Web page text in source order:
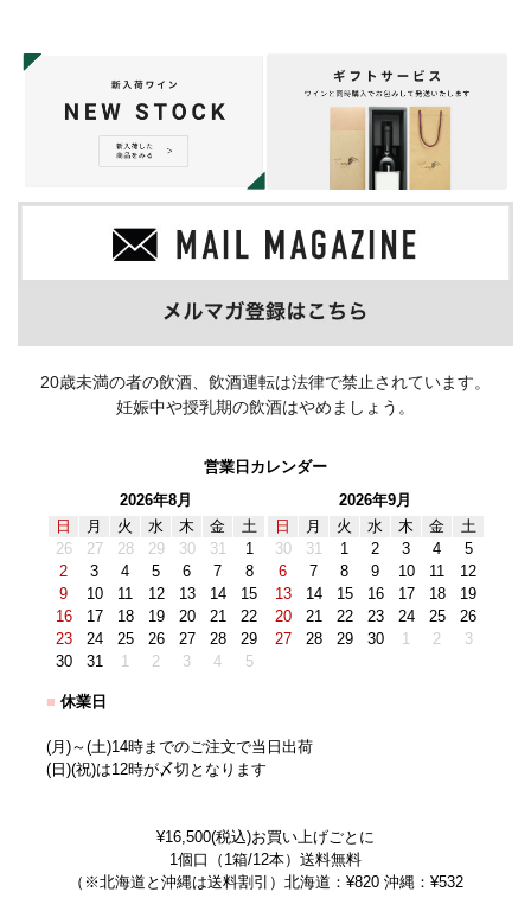
20歳未満の者の飲酒、飲酒運転は法律で禁止されています。
妊娠中や授乳期の飲酒はやめましょう。
営業日カレンダー
2026年8月
日
月 火 水 木 金
土
26
27 28 29 30 31
1
2
3 4 5 6 7
8
9
10 11 12 13 14
15
16
17 18 19 20 21
22
23
24 25 26 27 28
29
30
31 1 2 3 4 5
2026年9月
日
月 火 水 木 金
土
30
31 1 2 3 4
5
6
7 8 9 10 11
12
13
14 15 16 17 18
19
20
21 22 23 24 25
26
27
28 29 30 1 2 3
■ 休業日
(月)～(土)14時までのご注文で当日出荷
(日)(祝)は12時が〆切となります
¥16,500(税込)お買い上げごとに
1個口（1箱/12本）送料無料
（※北海道と沖縄は送料割引）北海道：¥820 沖縄：¥532